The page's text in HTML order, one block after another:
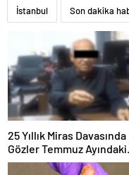
İstanbul Son dakika
25 Yıllık Miras Davasında
Gözler Temmuz Ayındaki
Karar Duruşmasına